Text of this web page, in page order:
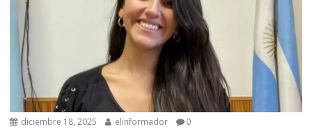
diciembre 18, 2025 elinformador 0